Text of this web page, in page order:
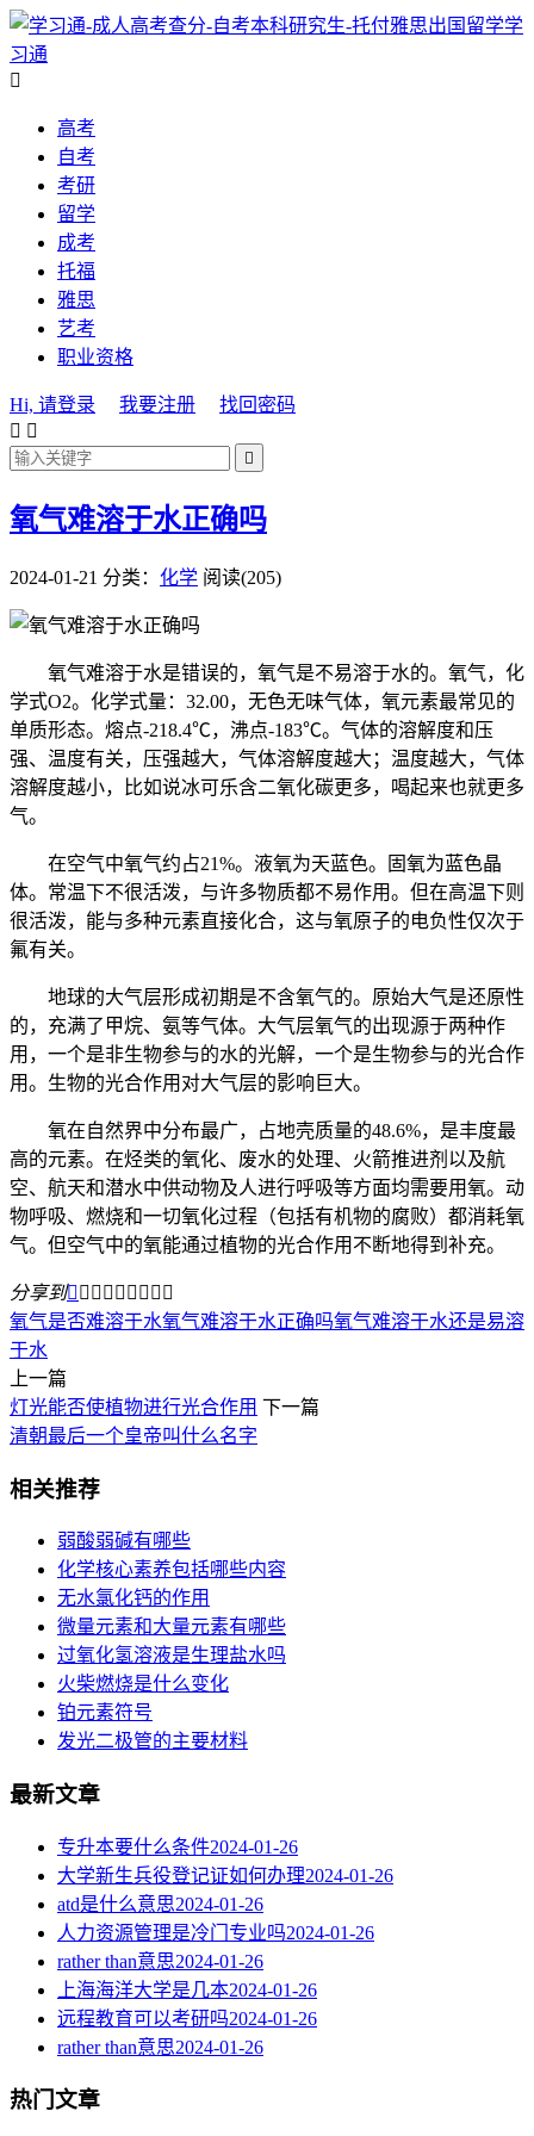
学
习通

高考
自考
考研
留学
成考
托福
雅思
艺考
职业资格
Hi, 请登录 我要注册
找回密码
 

氧气难溶于水正确吗
2024-01-21 分类： 化学 阅读(205)
氧气难溶于水是错误的，氧气是不易溶于水的。氧气，化
学式O2。化学式量：32.00，无色无味气体，氧元素最常见的
单质形态。熔点-218.4℃，沸点-183℃。气体的溶解度和压
强、温度有关，压强越大，气体溶解度越大；温度越大，气体
溶解度越小，比如说冰可乐含二氧化碳更多，喝起来也就更多
气。
在空气中氧气约占21%。液氧为天蓝色。固氧为蓝色晶
体。常温下不很活泼，与许多物质都不易作用。但在高温下则
很活泼，能与多种元素直接化合，这与氧原子的电负性仅次于
氟有关。
地球的大气层形成初期是不含氧气的。原始大气是还原性
的，充满了甲烷、氨等气体。大气层氧气的出现源于两种作
用，一个是非生物参与的水的光解，一个是生物参与的光合作
用。生物的光合作用对大气层的影响巨大。
氧在自然界中分布最广，占地壳质量的48.6%，是丰度最
高的元素。在烃类的氧化、废水的处理、火箭推进剂以及航
空、航天和潜水中供动物及人进行呼吸等方面均需要用氧。动
物呼吸、燃烧和一切氧化过程（包括有机物的腐败）都消耗氧
气。但空气中的氧能通过植物的光合作用不断地得到补充。
分享到        
氧气是否难溶于水氧气难溶于水正确吗氧气难溶于水还是易溶
于水
上一篇
灯光能否使植物进行光合作用 下一篇
清朝最后一个皇帝叫什么名字
相关推荐
弱酸弱碱有哪些
化学核心素养包括哪些内容
无水氯化钙的作用
微量元素和大量元素有哪些
过氧化氢溶液是生理盐水吗
火柴燃烧是什么变化
铂元素符号
发光二极管的主要材料
最新文章
专升本要什么条件2024-01-26
大学新生兵役登记证如何办理2024-01-26
atd是什么意思2024-01-26
人力资源管理是冷门专业吗2024-01-26
rather than意思2024-01-26
上海海洋大学是几本2024-01-26
远程教育可以考研吗2024-01-26
rather than意思2024-01-26
热门文章